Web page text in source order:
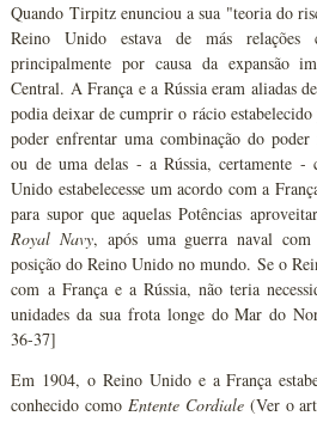
Quando Tirpitz enunciou a sua "teoria do
Reino Unido estava de más
principalmente por causa da expansão
Central. A França e a Rússia eram aliadas
podia deixar de cumprir o rácio estabelecido
poder enfrentar uma combinação do poder
ou de uma delas - a Rússia, certamente
Unido estabelecesse um acordo com a
para supor que aquelas Potências
Royal Navy, após uma guerra naval
posição do Reino Unido no mundo. Se o
com a França e a Rússia, não teria
unidades da sua frota longe do Mar do
36-37]
Em 1904, o Reino Unido e a França
conhecido comoEntente Cordiale(Ver o